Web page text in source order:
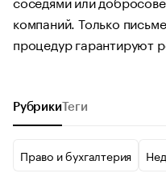
компаний. Только
процедур гарантируют
Рубрики Теги
Право и бухгалтерия